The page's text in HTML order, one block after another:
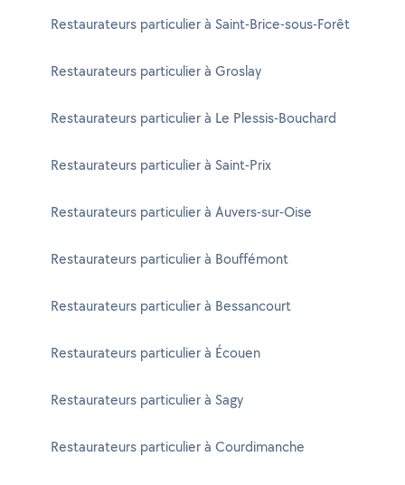
Restaurateurs particulier à Saint-Brice-sous-Forêt
Restaurateurs particulier à Groslay
Restaurateurs particulier à Le Plessis-Bouchard
Restaurateurs particulier à Saint-Prix
Restaurateurs particulier à Auvers-sur-Oise
Restaurateurs particulier à Bouffémont
Restaurateurs particulier à Bessancourt
Restaurateurs particulier à Écouen
Restaurateurs particulier à Sagy
Restaurateurs particulier à Courdimanche